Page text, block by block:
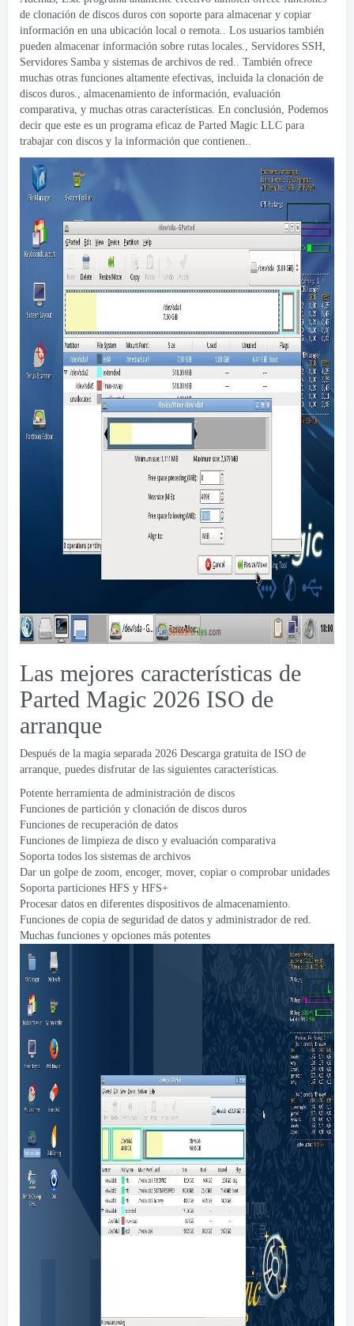
de clonación de discos duros con soporte para almacenar y copiar
información en una ubicación local o remota.. Los usuarios también
pueden almacenar información sobre rutas locales., Servidores SSH,
Servidores Samba y sistemas de archivos de red.. También ofrece
muchas otras funciones altamente efectivas, incluida la clonación de
discos duros., almacenamiento de información, evaluación
comparativa, y muchas otras características. En conclusión, Podemos
decir que este es un programa eficaz de Parted Magic LLC para
trabajar con discos y la información que contienen..
Las mejores características de
Parted Magic 2026 ISO de
arranque
Después de la magia separada 2026 Descarga gratuita de ISO de
arranque, puedes disfrutar de las siguientes características.
Potente herramienta de administración de discos
Funciones de partición y clonación de discos duros
Funciones de recuperación de datos
Funciones de limpieza de disco y evaluación comparativa
Soporta todos los sistemas de archivos
Dar un golpe de zoom, encoger, mover, copiar o comprobar unidades
Soporta particiones HFS y HFS+
Procesar datos en diferentes dispositivos de almacenamiento.
Funciones de copia de seguridad de datos y administrador de red.
Muchas funciones y opciones más potentes